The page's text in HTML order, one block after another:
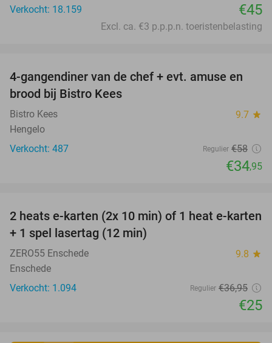
Verkocht: 18.159
€45
Excl. ca. €3 p.p.p.n. toeristenbelasting
40%
4-gangendiner van de chef + evt. amuse en
brood bij Bistro Kees
Bistro Kees 9.7 star
Hengelo
Verkocht: 487
Regulier €58
€34,95
32%
2 heats e-karten (2x 10 min) of 1 heat e-karten
+ 1 spel lasertag (12 min)
ZERO55 Enschede 9.8 star
Enschede
Verkocht: 1.094
Regulier €36,95
€25